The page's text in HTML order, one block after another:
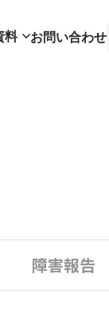
料 お問い合わせ
障害報告